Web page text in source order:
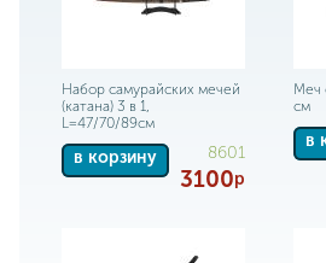
Набор самурайских мечей
(катана) 3 в 1,
L=47/70/89см
в корзину 8601
3100р
Меч
см
в